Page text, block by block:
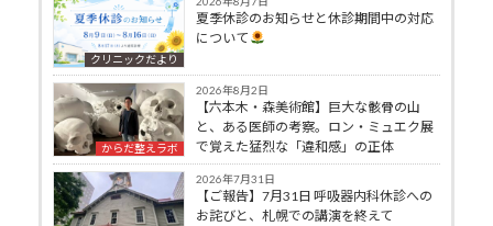
クリニックだより
夏季休診のお知らせと休診期間中の対応
について
からだ整えラボ
2026年8月2日
【六本木・森美術館】巨大な骸骨の山
と、ある医師の考察。ロン・ミュエク展
で覚えた猛烈な「違和感」の正体
2026年7月31日
【ご報告】7月31日 呼吸器内科休診への
お詫びと、札幌での講演を終えて